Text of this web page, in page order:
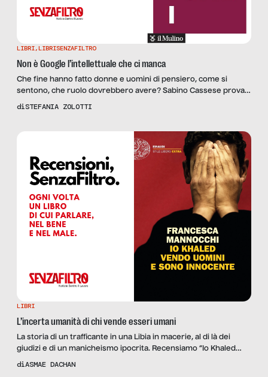
LIBRI,LIBRISENZAFILTRO
Non è Google l’intellettuale che ci manca
Che fine hanno fatto donne e uomini di pensiero, come si
sentono, che ruolo dovrebbero avere? Sabino Cassese prova a
descrivere la crisi della categoria nel suo “Intellettuali”, che
diSTEFANIA ZOLOTTI
LIBRI
L’incerta umanità di chi vende esseri umani
La storia di un trafficante in una Libia in macerie, al di là dei
giudizi e di un manicheismo ipocrita. Recensiamo “Io Khaled
vendo uomini e sono innocente” di Francesca Mannocchi.
diASMAE DACHAN